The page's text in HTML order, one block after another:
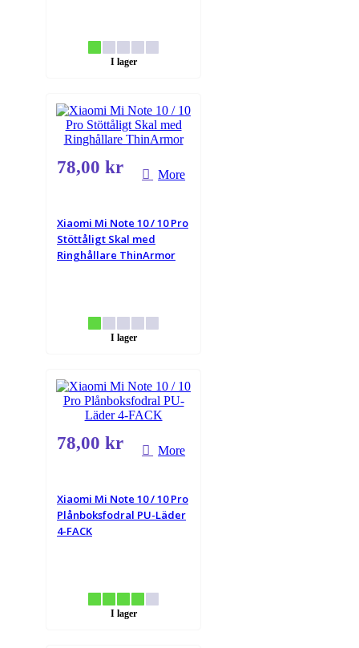
I lager
78,00 kr More
Xiaomi Mi Note 10 / 10 Pro
Stöttåligt Skal med
Ringhållare ThinArmor
I lager
78,00 kr More
Xiaomi Mi Note 10 / 10 Pro
Plånboksfodral PU-Läder
4-FACK
I lager